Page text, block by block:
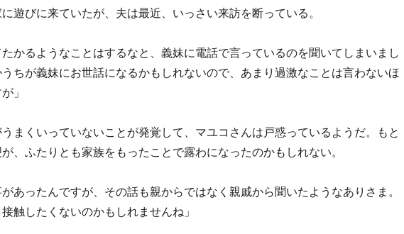
遊びに来ていたが、夫は最近、いっさい来訪を断っている。
たかるようなことはするなと、義妹に電話で言っているのを聞いてしまいまし
ちが義妹にお世話になるかもしれないので、あまり過激なことは言わないほ
」
まくいっていないことが発覚して、マユコさんは戸惑っているようだ。もと
、ふたりとも家族をもったことで露わになったのかもしれない。
があったんですが、その話も親からではなく親戚から聞いたようなありさま。
触したくないのかもしれませんね」